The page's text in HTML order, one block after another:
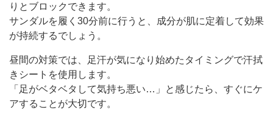
りとブロックできます。
サンダルを履く30分前に行うと、成分が肌に定着して効果
が持続するでしょう。
昼間の対策では、足汗が気になり始めたタイミングで汗拭
きシートを使用します。
「足がベタベタして気持ち悪い…」と感じたら、すぐにケ
アすることが大切です。